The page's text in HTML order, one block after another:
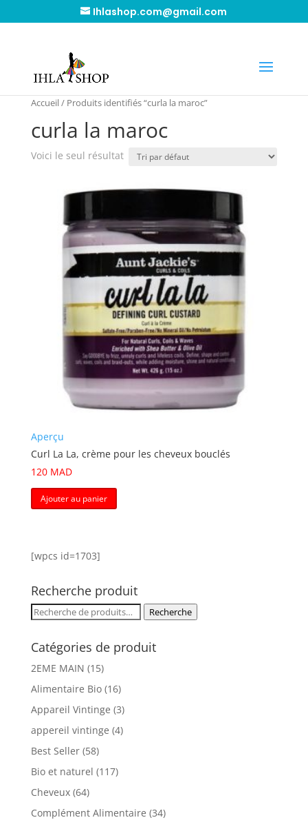
Ihlashop.com@gmail.com
Accueil/ Produits identifiés “curla la maroc”
curla la maroc
Voici le seul résultat
Aperçu
Curl La La, crème pour les cheveux bouclés
120 MAD
Ajouter au panier
[wpcs id=1703]
Recherche produit
Recherche
Recherche
Catégories de produit
2EME MAIN (15)
Alimentaire Bio (16)
Appareil Vintinge (3)
appereil vintinge (4)
Best Seller (58)
Bio et naturel (117)
Cheveux (64)
Complément Alimentaire (34)